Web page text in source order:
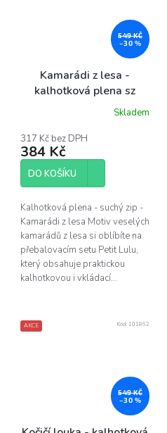
549 KČ
–30 %
Kamarádi z lesa -
kalhotková plena sz
Skladem
317 Kč bez DPH
384 Kč
DO KOŠÍKU
Kalhotková plena - suchý zip -
Kamarádi z lesa Motiv veselých
kamarádů z lesa si oblíbíte na
přebalovacím setu Petit Lulu,
který obsahuje praktickou
kalhotkovou i vkládací...
AKCE
549 KČ
–30 %
Kód: 101862